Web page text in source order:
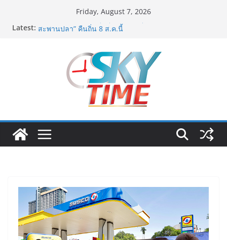
Friday, August 7, 2026
Latest: อดีตแข้งดังทีมชาติ ยุคบุกเบิก “วัดสุทธิฯ”รวมพลงาน “สิงห์
สตาร์ทวันนี้ Franchise Expo Thailand & TESE 2026 วัน
ที่ 6-9 ส.ค.69 ฮอลล์ 6-8 เมืองทองธานีพบทัพธุรกิจ&แฟรน
ไชส์ ซัพพลายเออร์สินค้า เติมรายได้ช่วยเศรษฐกิจไทย ลด
ใหญ่กว่า 250 บูธ คาดเงินสะพัด 220 ลบ.
ฟุตซอลไทย เสมอ เวียดนาม 3-3 ลุ้นคว้าแชมป์คอนติเน
นทัล 2026 นัดสุดท้าย
มูลนิธิกองทุนนิยมไทย จับมือ กระทรวงวัฒนธรรม แถลง
เปิดตัวโครงการ ประกวดอัตลักษณ์อาหารภูมิภาค “รสถิ่น
ไทย” เฟ้นหาเมนูต้นตำรับ 4 ภูมิภาค ดัน Soft Power สู่